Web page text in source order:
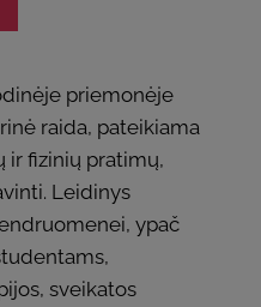
priemonėje
raida, pateikiama
ir fizinių pratimų,
Leidinys
ypač
sveikatos